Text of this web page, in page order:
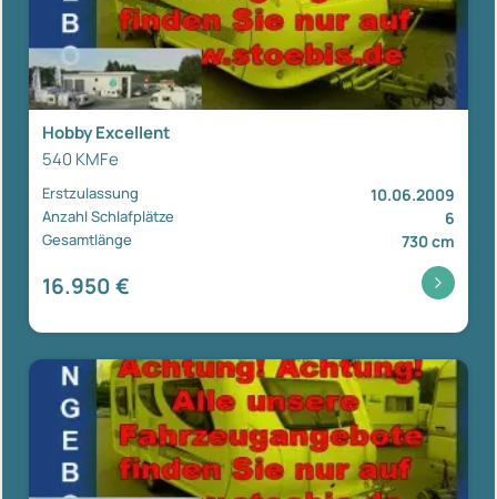
Hobby Excellent
540 KMFe
Erstzulassung 10.06.2009
Anzahl Schlafplätze 6
Gesamtlänge 730 cm
16.950 €